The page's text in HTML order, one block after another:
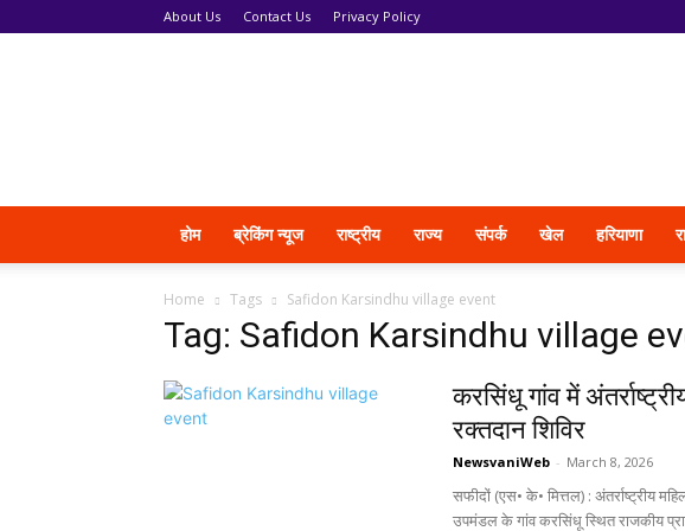
About Us Contact Us Privacy Policy
होम ब्रेकिंग न्यूज राष्ट्रीय राज्य संपर्क खेल हरियाणा
Home Tags Safidon Karsindhu village event
Tag: Safidon Karsindhu village
करसिंधू गांव में
रक्तदान शिविर
NewsvaniWeb - March 8, 2026
सफीदों (एस• के• मित्तल) : अंतर्राष्ट्रीय
उपमंडल के गांव करसिंधू स्थित राजकीय